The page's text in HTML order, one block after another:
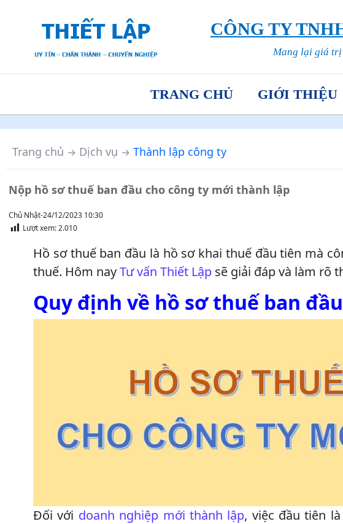
CÔNG TY
Mang lại giá trị
TRANG CHỦ GIỚI THIỆU
Trang chủ → Dịch vụ → Thành lập công ty
Nộp hồ sơ thuế ban đầu cho công ty mới thành lập
Chủ Nhật-24/12/2023 10:30
Lượt xem:2.010
Hồ sơ thuế ban đầu là hồ sơ khai thuế đầu tiên mà
thuế. Hôm nayTư vấn Thiết Lập sẽ giải đáp và làm rõ
Quy định về hồ sơ thuế ban đầu
Đối với doanh nghiệp mới thành lập, việc đầu tiên